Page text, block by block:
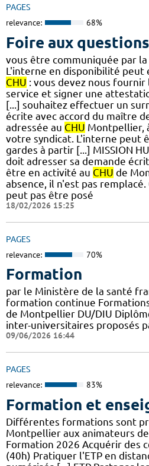
PAGES
relevance: 68%
Foire aux questions
vous être communiquée par la
L'interne en disponibilité peut
CHU : vous devez nous
service et signer une
[...] souhaitez effectuer un
écrite avec accord du maître
adressée au CHU Montpellier,
votre syndicat. L'interne peut
gardes à partir [...] MISSION
doit adresser sa demande
être en activité au CHU de
absence, il n'est pas remplacé.
peut pas être posé
18/02/2026 15:25
PAGES
relevance: 70%
Formation
par le Ministère de la santé
formation continue
de Montpellier DU/DIU
inter-universitaires proposés
09/06/2026 16:44
PAGES
relevance: 83%
Formation et
Différentes formations sont
Montpellier aux animateurs
Formation 2026 Acquérir des
(40h) Pratiquer l'ETP en